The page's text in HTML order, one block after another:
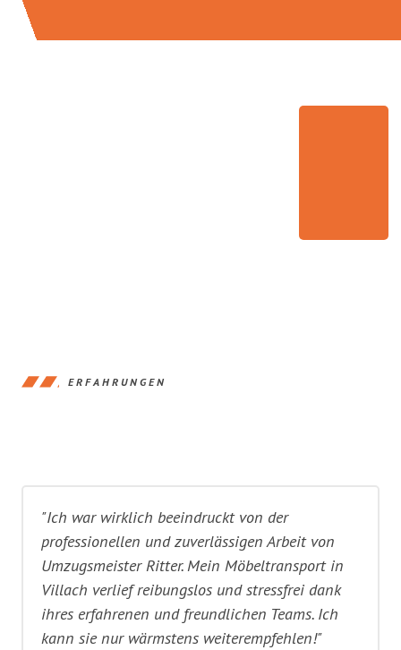
ERFAHRUNGEN
"Ich war wirklich beeindruckt von der
professionellen und zuverlässigen Arbeit von
Umzugsmeister Ritter. Mein Möbeltransport in
Villach verlief reibungslos und stressfrei dank
ihres erfahrenen und freundlichen Teams. Ich
kann sie nur wärmstens weiterempfehlen!"